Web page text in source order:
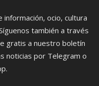
información, ocio, cultura
también a través
gratis a nuestro boletín
noticias por Telegram o